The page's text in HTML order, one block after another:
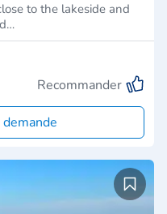
to the lakeside and
Recommander